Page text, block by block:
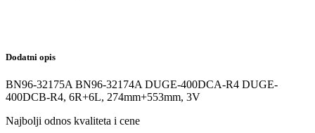
Dodatni opis
BN96-32175A BN96-32174A DUGE-400DCA-R4 DUGE-
400DCB-R4, 6R+6L, 274mm+553mm, 3V
Najbolji odnos kvaliteta i cene